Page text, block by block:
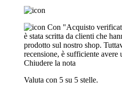
Con "Acquisto
è stata scritta da clienti che
prodotto sul nostro shop.
recensione, è sufficiente avere
Chiudere la nota
Valuta con 5 su 5 stelle.